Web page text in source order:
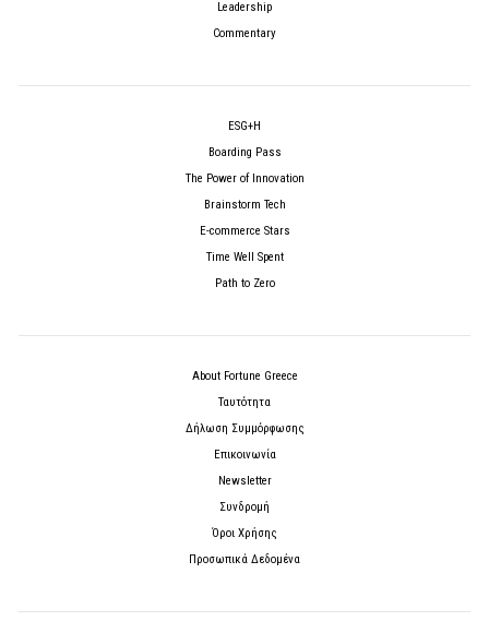
Leadership
Commentary
ESG+H
Boarding Pass
The Power of Innovation
Brainstorm Tech
E-commerce Stars
Time Well Spent
Path to Zero
About Fortune Greece
Ταυτότητα
Δήλωση Συμμόρφωσης
Επικοινωνία
Newsletter
Συνδρομή
Όροι Χρήσης
Προσωπικά Δεδομένα